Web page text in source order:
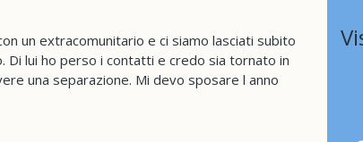
un extracomunitario e ci siamo lasciati subito
Di lui ho perso i contatti e credo sia tornato in
una separazione. Mi devo sposare l anno